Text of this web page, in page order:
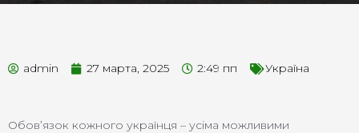
admin 27 марта, 2025 2:49 пп Україна
Обов’язок кожного українця – усіма можливими